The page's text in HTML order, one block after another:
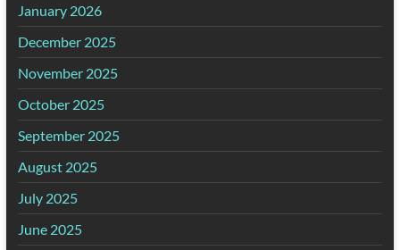
January 2026
December 2025
November 2025
October 2025
September 2025
August 2025
July 2025
June 2025